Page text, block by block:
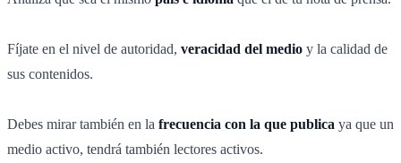
Fíjate en el nivel de autoridad, veracidad del medio y la calidad de
sus contenidos.
Debes mirar también en la frecuencia con la que publica ya que un
medio activo, tendrá también lectores activos.